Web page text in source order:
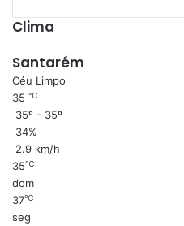
Clima
Santarém
Céu Limpo
35 ℃
35º - 35º
34%
2.9 km/h
35℃
dom
37℃
seg